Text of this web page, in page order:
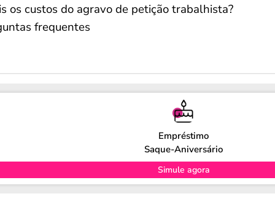
os custos do agravo de petição trabalhista?
frequentes
Empréstimo
Saque-Aniversário
Simule agora